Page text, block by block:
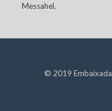
Messahel.
© 2019 Embaixada